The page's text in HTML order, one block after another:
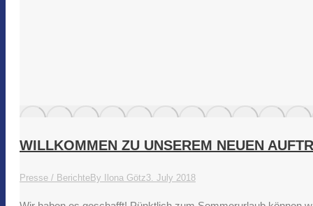
WILLKOMMEN ZU UNSEREM NEUEN
Presse / BerichteBy Ilona Götz3. July 2018